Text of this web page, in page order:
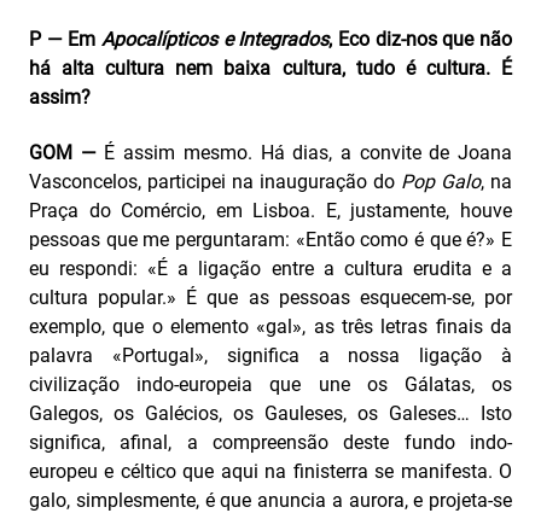
P — Em Apocalípticos e Integrados, Eco diz-nos que não
há alta cultura nem baixa cultura, tudo é cultura. É
assim?
GOM —É assim mesmo. Há dias, a convite de Joana
Vasconcelos, participei na inauguração do Pop Galo, na
Praça do Comércio, em Lisboa. E, justamente, houve
pessoas que me perguntaram: «Então como é que é?» E
eu respondi: «É a ligação entre a cultura erudita e a
cultura popular.» É que as pessoas esquecem-se, por
exemplo, que o elemento «gal», as três letras finais da
palavra «Portugal», significa a nossa ligação à
civilização indo-europeia que une os Gálatas, os
Galegos, os Galécios, os Gauleses, os Galeses… Isto
significa, afinal, a compreensão deste fundo indo-
europeu e céltico que aqui na finisterra se manifesta. O
galo, simplesmente, é que anuncia a aurora, e projeta-se